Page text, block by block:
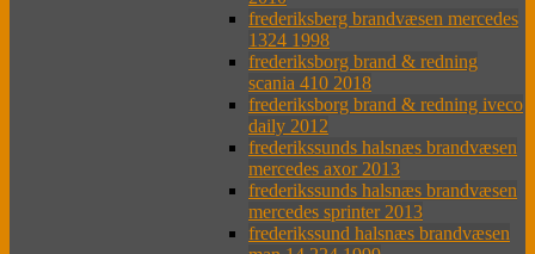
frederiksberg brandvæsen mercedes
1324 1998
frederiksborg brand & redning
scania 410 2018
frederiksborg brand & redning iveco
daily 2012
frederikssunds halsnæs brandvæsen
mercedes axor 2013
frederikssunds halsnæs brandvæsen
mercedes sprinter 2013
frederikssund halsnæs brandvæsen